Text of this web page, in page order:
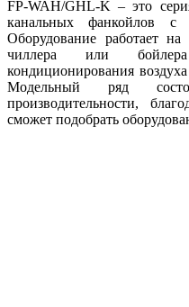
FP-WAH/GHL-K – это
канальных фанкойлов с
Оборудование работает
чиллера или
кондиционирования
Модельный ряд
производительности,
сможет подобрать